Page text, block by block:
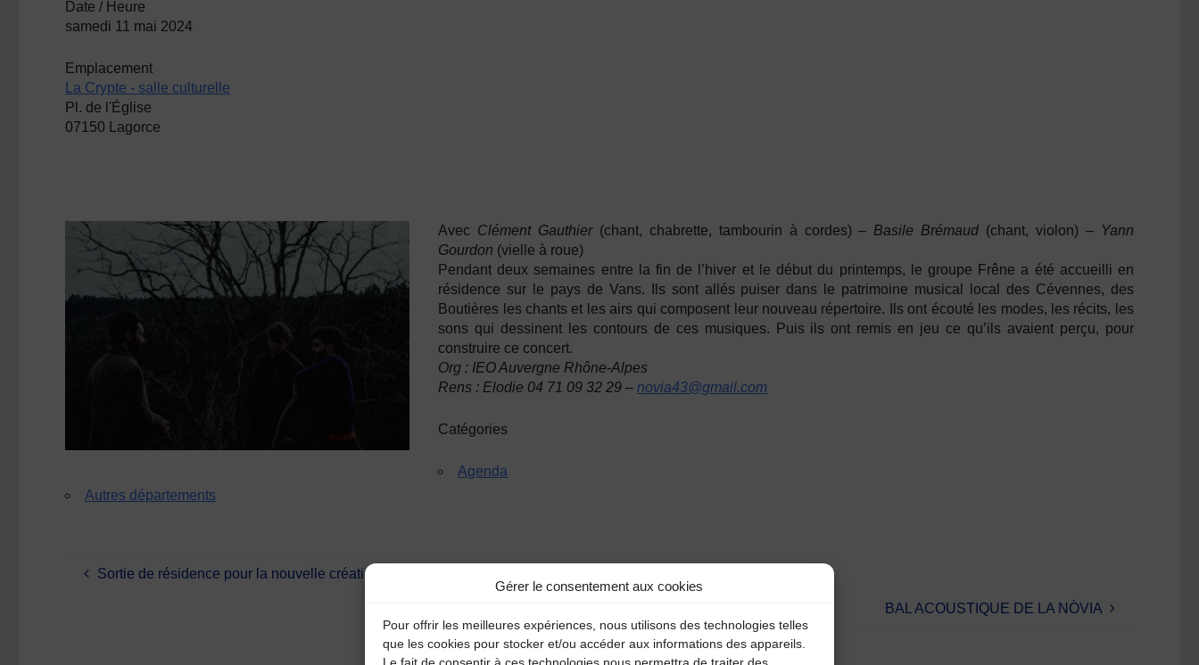
Gérer le consentement aux cookies
Pour offrir les meilleures expériences, nous utilisons des technologies telles
que les cookies pour stocker et/ou accéder aux informations des appareils.
Date / Heure
samedi 11 mai 2024
Emplacement
La Crypte - salle culturelle
Pl. de l'Église
07150 Lagorce
Avec Clément Gauthier(chant, chabrette, tambourin à cordes) – Basile Brémaud (chant, violon) – Yann
Gourdon (vielle à roue)
Pendant deux semaines entre la fin de l’hiver et le début du printemps, le groupe Frêne a été accueilli en
résidence sur le pays de Vans. Ils sont allés puiser dans le patrimoine musical local des Cévennes, des
Boutières les chants et les airs qui composent leur nouveau répertoire. Ils ont écouté les modes, les récits, les
sons qui dessinent les contours de ces musiques. Puis ils ont remis en jeu ce qu’ils avaient perçu, pour
construire ce concert.
Org : IEO Auvergne Rhône-Alpes
Rens : Elodie 04 71 09 32 29 –novia43@gmail.com
Catégories
Agenda
Autres départements
Sortie de résidence pour la nouvelle création de La Baracande
BAL ACOUSTIQUE DE LA NÒVIA